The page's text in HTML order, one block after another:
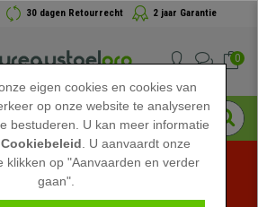
30 dagen Retourrecht 2 jaar Garantie
0
bij bureaustoelpro!
eigen cookies en cookies van
op onze website te analyseren
bestuderen. U kan meer informatie
Cookiebeleid . U aanvaardt onze
klikken op "Aanvaarden en verder
gaan".